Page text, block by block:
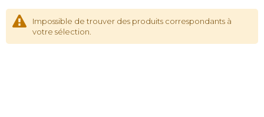
Impossible de trouver des produits correspondants à
votre sélection.